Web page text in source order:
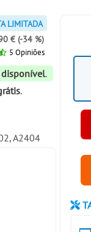
LIMITADA
€ (-34 %)
5 Opiniões
.
.
A2404